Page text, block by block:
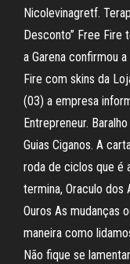
Nicolevinagretf.
Desconto” Free Fire
a Garena confirmou
Fire com skins da
(03) a empresa
Entrepreneur.
Guias Ciganos. A
roda de ciclos que é
termina, Oraculo dos
Ouros As mudanças
maneira como
Não fique se